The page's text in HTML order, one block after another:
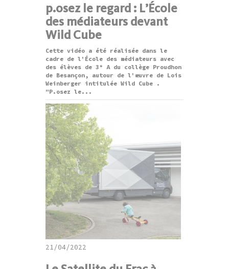
p.osez le regard : L’École
des médiateurs devant
Wild Cube
Cette vidéo a été réalisée dans le
cadre de l'École des médiateurs avec
des élèves de 3ᵉ A du collège Proudhon
de Besançon, autour de l'œuvre de Lois
Weinberger intitulée Wild Cube .
"P.osez le...
21/04/2022